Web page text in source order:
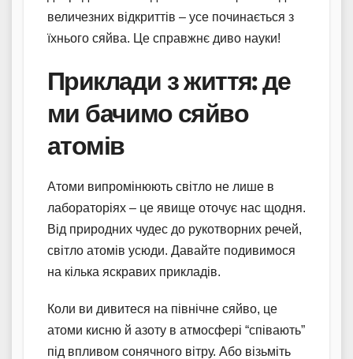
величезних відкриттів – усе починається з
їхнього сяйва. Це справжнє диво науки!
Приклади з життя: де
ми бачимо сяйво
атомів
Атоми випромінюють світло не лише в
лабораторіях – це явище оточує нас щодня.
Від природних чудес до рукотворних речей,
світло атомів усюди. Давайте подивимося
на кілька яскравих прикладів.
Коли ви дивитеся на північне сяйво, це
атоми кисню й азоту в атмосфері “співають”
під впливом сонячного вітру. Або візьміть